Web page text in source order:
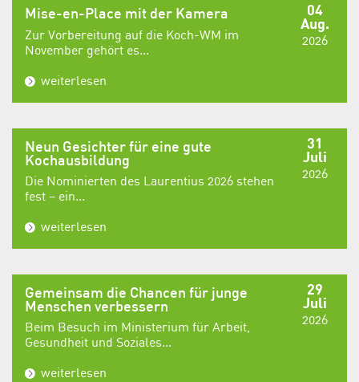
04
Aug.
2026
Mise-en-Place mit der Kamera
Zur Vorbereitung auf die Koch-WM im
November gehört es...
weiterlesen
31
Juli
2026
Neun Gesichter für eine gute
Kochausbildung
Die Nominierten des Laurentius 2026 stehen
fest – ein...
weiterlesen
29
Juli
2026
Gemeinsam die Chancen für junge
Menschen verbessern
Beim Besuch im Ministerium für Arbeit,
Gesundheit und Soziales...
weiterlesen